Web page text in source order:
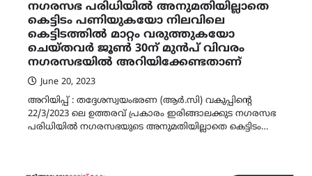
നഗരസഭ പരിധിയിൽ അനുമതിയില്ലാതെ
കെട്ടിടം പണിയുകയോ നിലവിലെ
കെട്ടിടത്തിൽ മാറ്റം വരുത്തുകയോ
ചെയ്തവർ ജൂൺ 30ന് മുൻപ് വിവരം
നഗരസഭയിൽ അറിയിക്കേണ്ടതാണ്
June 20, 2023
അറിയിപ്പ് : തദ്ദേശസ്വയംഭരണ (ആർ.സി) വകുപ്പിന്റെ
22/3/2023 ലെ ഉത്തരവ് പ്രകാരം ഇരിങ്ങാലക്കുട നഗരസഭ
പരിധിയിൽ നഗരസഭയുടെ അനുമതിയില്ലാതെ കെട്ടിടം…